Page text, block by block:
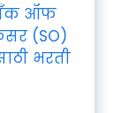
बँक ऑफ
(SO)
भरती